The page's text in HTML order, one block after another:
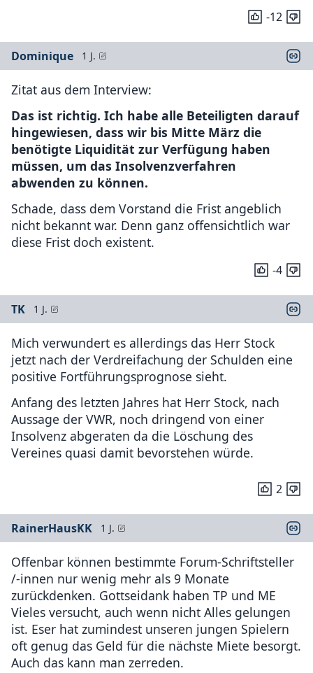
-12
Dominique 1 J.
Zitat aus dem Interview:
Das ist richtig. Ich habe alle Beteiligten darauf
hingewiesen, dass wir bis Mitte März die
benötigte Liquidität zur Verfügung haben
müssen, um das Insolvenzverfahren
abwenden zu können.
Schade, dass dem Vorstand die Frist angeblich
nicht bekannt war. Denn ganz offensichtlich war
diese Frist doch existent.
-4
TK 1 J.
Mich verwundert es allerdings das Herr Stock
jetzt nach der Verdreifachung der Schulden eine
positive Fortführungsprognose sieht.
Anfang des letzten Jahres hat Herr Stock, nach
Aussage der VWR, noch dringend von einer
Insolvenz abgeraten da die Löschung des
Vereines quasi damit bevorstehen würde.
2
RainerHausKK 1 J.
Offenbar können bestimmte Forum-Schriftsteller
/-innen nur wenig mehr als 9 Monate
zurückdenken. Gottseidank haben TP und ME
Vieles versucht, auch wenn nicht Alles gelungen
ist. Eser hat zumindest unseren jungen Spielern
oft genug das Geld für die nächste Miete besorgt.
Auch das kann man zerreden.